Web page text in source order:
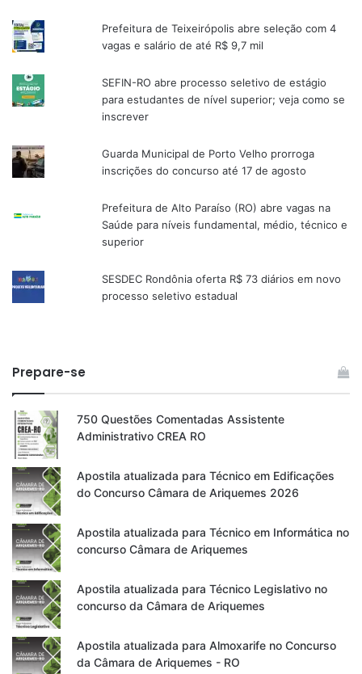
Prefeitura de Teixeirópolis abre seleção com 4
vagas e salário de até R$ 9,7 mil
SEFIN-RO abre processo seletivo de estágio
para estudantes de nível superior; veja como se
inscrever
Guarda Municipal de Porto Velho prorroga
inscrições do concurso até 17 de agosto
Prefeitura de Alto Paraíso (RO) abre vagas na
Saúde para níveis fundamental, médio, técnico e
superior
SESDEC Rondônia oferta R$ 73 diários em novo
processo seletivo estadual
Prepare-se
750 Questões Comentadas Assistente
Administrativo CREA RO
Apostila atualizada para Técnico em Edificações
do Concurso Câmara de Ariquemes 2026
Apostila atualizada para Técnico em Informática no
concurso Câmara de Ariquemes
Apostila atualizada para Técnico Legislativo no
concurso da Câmara de Ariquemes
Apostila atualizada para Almoxarife no Concurso
da Câmara de Ariquemes - RO